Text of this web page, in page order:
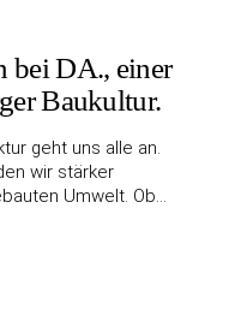
bei DA., einer
Baukultur.
geht uns alle an.
wir stärker
Umwelt. Ob…